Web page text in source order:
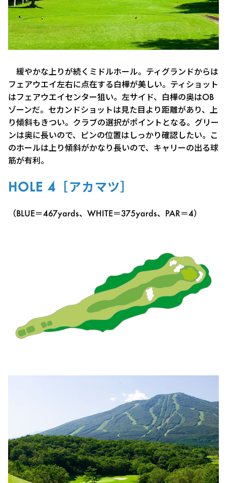
緩やかな上りが続くミドルホール。ティグランドからは
フェアウエイ左右に点在する白樺が美しい。ティショット
はフェアウエイセンター狙い。左サイド、白樺の奥はOB
ゾーンだ。セカンドショットは見た目より距離があり、上
り傾斜もきつい。クラブの選択がポイントとなる。グリー
ンは奥に長いので、ピンの位置はしっかり確認したい。こ
のホールは上り傾斜がかなり長いので、キャリーの出る球
筋が有利。
HOLE 4［アカマツ］
（BLUE＝467yards、WHITE＝375yards、PAR＝4）